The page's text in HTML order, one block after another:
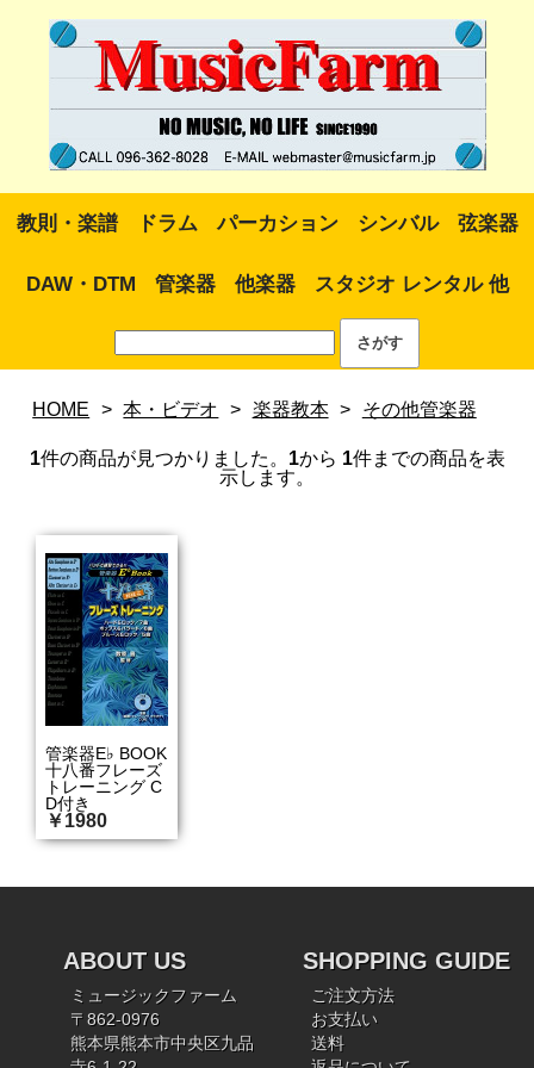
教則・楽譜 ドラム パーカション シンバル 弦楽器
DAW・DTM 管楽器 他楽器 スタジオ レンタル 他
HOME > 本・ビデオ > 楽器教本 > その他管楽器
1件の商品が見つかりました。 1から 1件までの商品を表
示します。
管楽器E♭ BOOK
十八番フレーズ
トレーニング C
D付き
￥1980
ABOUT US
ミュージックファーム
〒862-0976
熊本県熊本市中央区九品
SHOPPING GUIDE
ご注文方法
お支払い
送料